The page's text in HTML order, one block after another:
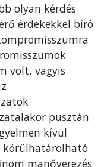
olyan kérdés
érdekekkel bíró
volt, vagyis
pusztán
kívül
körülhatárolható
manőverezés